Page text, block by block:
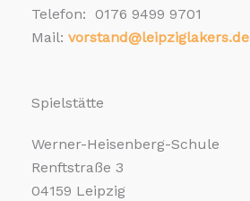
Telefon: 0176 9499 9701
Mail: vorstand@leipziglakers.de
Spielstätte
Werner-Heisenberg-Schule
Renftstraße 3
04159 Leipzig